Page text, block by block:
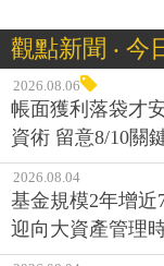
觀點新聞 ‧ 今
2026.08.06
帳面獲利落袋才
資術 留意8/10關
2026.08.04
基金規模2年增
迎向大資產管理